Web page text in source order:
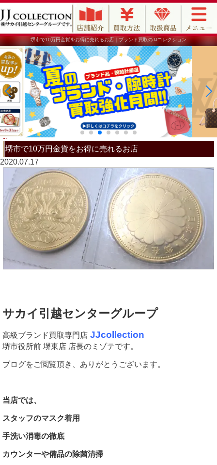
堺市で10万円金貨をお得に売れるお店｜ブランド買取のJJコレクション
堺市で10万円金貨をお得に売れるお店
2020.07.17
サカイ引越センターグループ
高級ブランド買取専門店 JJcollection
堺市役所前 堺東店 店長のミゾテです。
ブログをご閲覧頂き、ありがとうございます。
当店では、
スタッフのマスク着用
手洗い消毒の徹底
カウンターや備品の除菌清掃